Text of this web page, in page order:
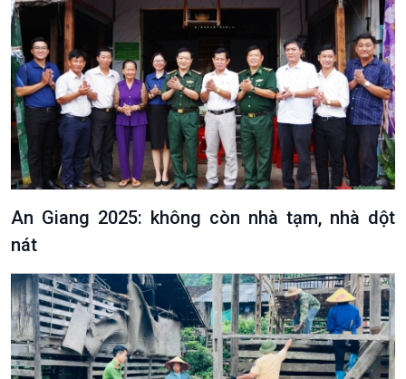
An Giang 2025: không còn nhà tạm, nhà dột
nát